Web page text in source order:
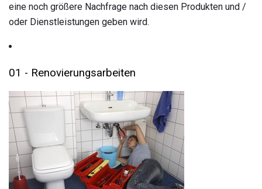
eine noch größere Nachfrage nach diesen Produkten und /
oder Dienstleistungen geben wird.
01 - Renovierungsarbeiten